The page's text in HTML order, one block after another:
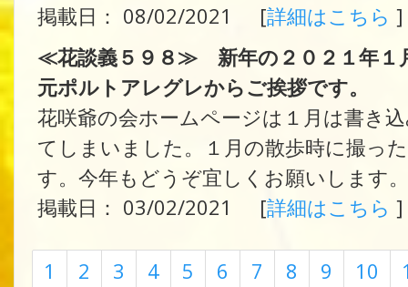
掲載日： 08/02/2021 [詳細はこちら ]
≪花談義５９８≫ 新年の２０２１年１
元ポルトアレグレからご挨拶です。
花咲爺の会ホームページは１月は書き
てしまいました。１月の散歩時に撮っ
す。今年もどうぞ宜しくお願いします
掲載日： 03/02/2021 [詳細はこちら ]
1 2 3 4 5 6 7 8 9 10